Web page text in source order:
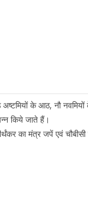
अष्टमियों के आठ, नौ
किये जाते हैं।
का मंत्र जपें एवं